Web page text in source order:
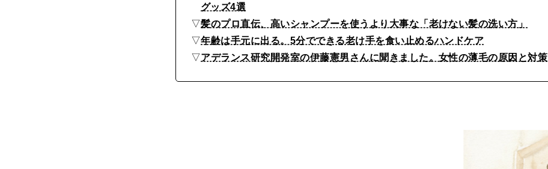
グッズ4選
▽髪のプロ直伝、高いシャンプーを使うより大事な「老けない髪の洗い方」
▽年齢は手元に出る。5分でできる老け手を食い止めるハンドケア
▽アデランス研究開発室の伊藤憲男さんに聞きました。女性の薄毛の原因と対策